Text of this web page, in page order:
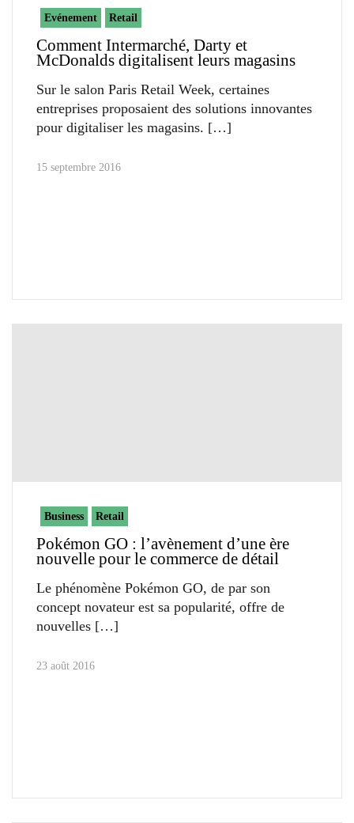
Evénement Retail
Comment Intermarché, Darty et
McDonalds digitalisent leurs magasins
Sur le salon Paris Retail Week, certaines
entreprises proposaient des solutions innovantes
pour digitaliser les magasins.
15 septembre 2016
Business Retail
Pokémon GO : l’avènement d’une ère
nouvelle pour le commerce de détail
Le phénomène Pokémon GO, de par son
concept novateur est sa popularité, offre de
nouvelles
23 août 2016